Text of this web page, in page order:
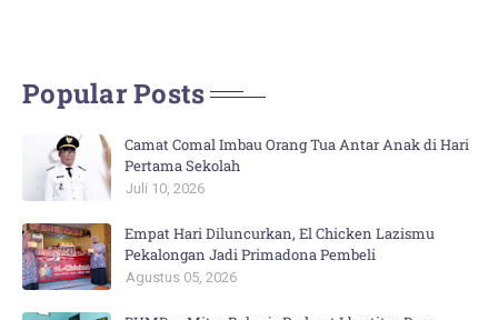
Popular Posts
Camat Comal Imbau Orang Tua Antar Anak di Hari
Pertama Sekolah
Juli 10, 2026
Empat Hari Diluncurkan, El Chicken Lazismu
Pekalongan Jadi Primadona Pembeli
Agustus 05, 2026